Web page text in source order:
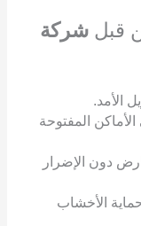
قبل شركة
الأمد.
المفتوحة
دون الإضرار
الأخشاب